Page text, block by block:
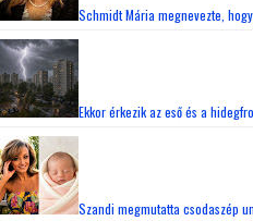
Schmidt Mária megnevezte,
Ekkor érkezik az eső és a
Szandi megmutatta csodaszép